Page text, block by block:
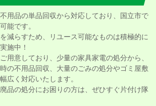
用品の単品回収から対応しており、国立市で
能です。
減らすため、リユース可能なものは積極的に
施中！
用意しており、少量の家具家電の処分から、
の不用品回収、大量のごみの処分やゴミ屋敷
広く対応いたします。
品の処分にお困りの方は、ぜひすぐ片付け隊